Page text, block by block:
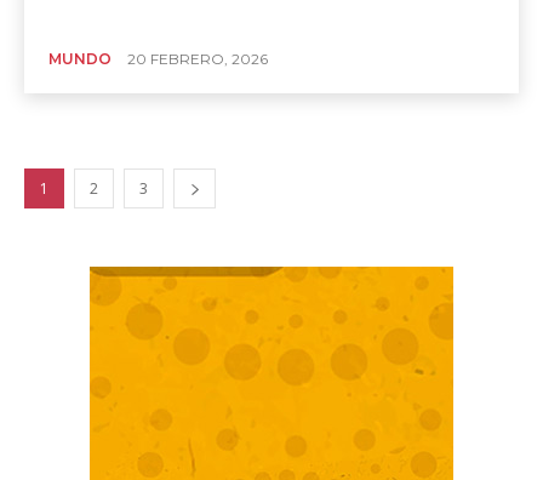
MUNDO 20 FEBRERO, 2026
1 2 3